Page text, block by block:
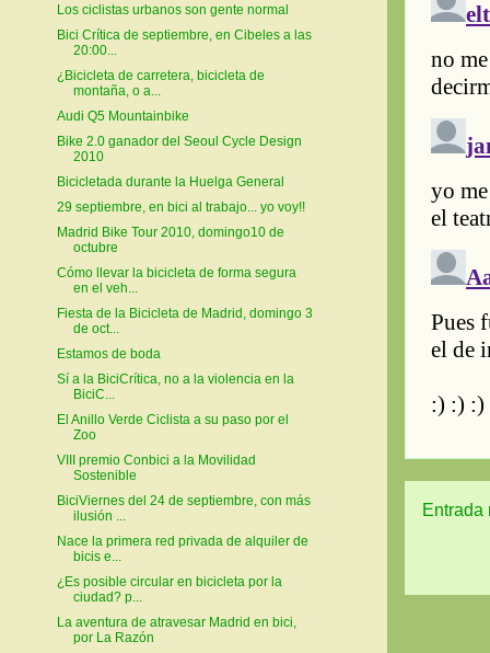
Entrada
Los ciclistas urbanos son gente normal
Bici Crítica de septiembre, en Cibeles a las
20:00...
¿Bicicleta de carretera, bicicleta de
montaña, o a...
Audi Q5 Mountainbike
Bike 2.0 ganador del Seoul Cycle Design
2010
Bicicletada durante la Huelga General
29 septiembre, en bici al trabajo... yo voy!!
Madrid Bike Tour 2010, domingo10 de
octubre
Cómo llevar la bicicleta de forma segura
en el veh...
Fiesta de la Bicicleta de Madrid, domingo 3
de oct...
Estamos de boda
Sí a la BiciCrítica, no a la violencia en la
BiciC...
El Anillo Verde Ciclista a su paso por el
Zoo
VIII premio Conbici a la Movilidad
Sostenible
BiciViernes del 24 de septiembre, con más
ilusión ...
Nace la primera red privada de alquiler de
bicis e...
¿Es posible circular en bicicleta por la
ciudad? p...
La aventura de atravesar Madrid en bici,
por La Razón